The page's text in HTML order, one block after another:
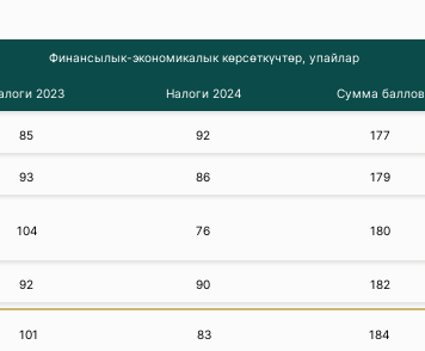
Финансылык-экономикалык көрсөткүчтөр, упайлар
2023 Налоги 2024 Сумма баллов
85 92 177
93 86 179
104 76 180
92 90 182
101 83 184